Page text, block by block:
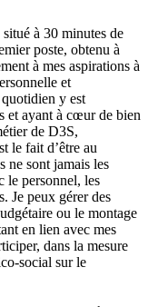
à 30 minutes de
poste, obtenu à
à mes aspirations à
et
y est
et ayant à cœur de bien
de D3S,
le fait d’être au
ne sont jamais les
le personnel, les
Je peux gérer des
ou le montage
en lien avec mes
dans la mesure
social sur le